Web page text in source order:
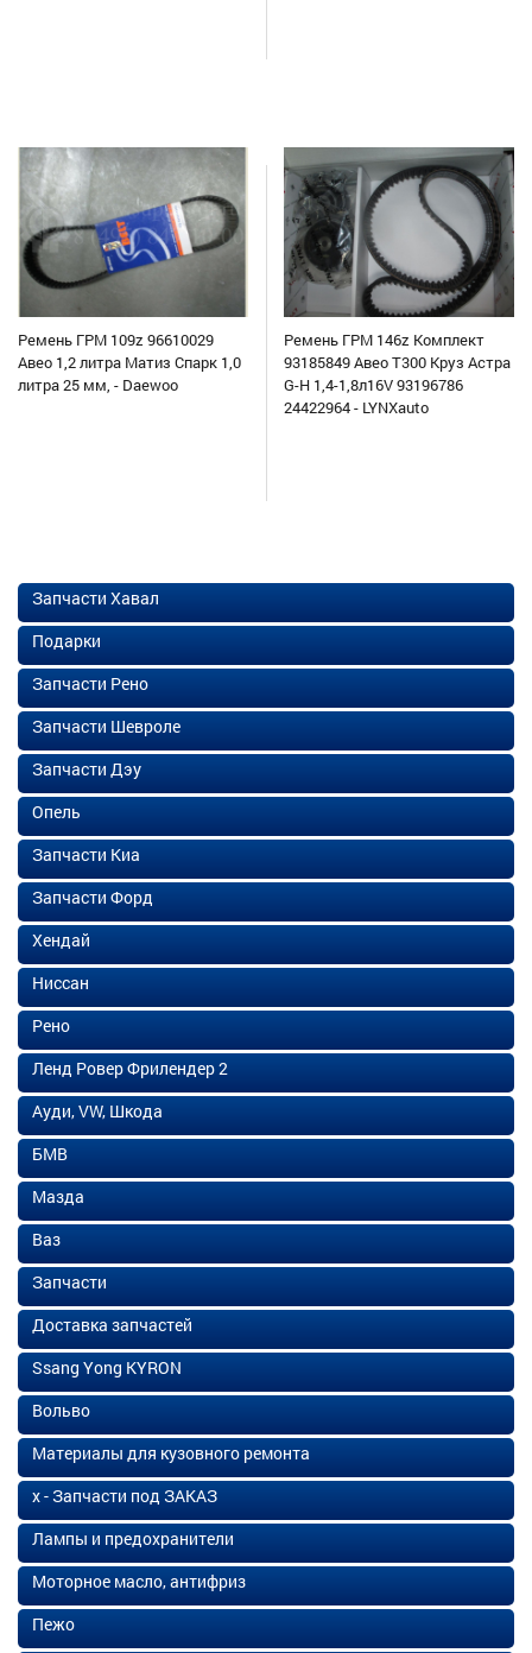
Ремень ГРМ 109z 96610029
Авео 1,2 литра Матиз Спарк 1,0
литра 25 мм, - Daewoo
Ремень ГРМ 146z Комплект
93185849 Авео Т300 Круз Астра
G-H 1,4-1,8л16V 93196786
24422964 - LYNXauto
Запчасти Хавал
Подарки
Запчасти Рено
Запчасти Шевроле
Запчасти Дэу
Опель
Запчасти Киа
Запчасти Форд
Хендай
Ниссан
Рено
Ленд Ровер Фрилендер 2
Ауди, VW, Шкода
БМВ
Мазда
Ваз
Запчасти
Доставка запчастей
Ssang Yong KYRON
Вольво
Материалы для кузовного ремонта
х - Запчасти под ЗАКАЗ
Лампы и предохранители
Моторное масло, антифриз
Пежо